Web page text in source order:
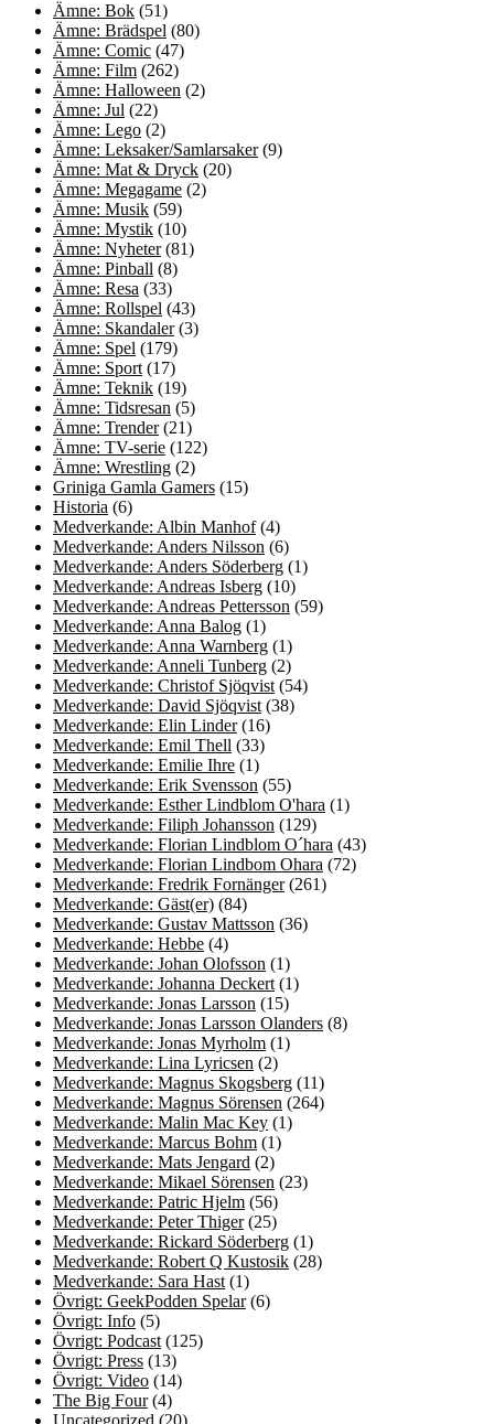
Ämne: Bok (51)
Ämne: Brädspel (80)
Ämne: Comic (47)
Ämne: Film (262)
Ämne: Halloween (2)
Ämne: Jul (22)
Ämne: Lego (2)
Ämne: Leksaker/Samlarsaker(9)
Ämne: Mat & Dryck (20)
Ämne: Megagame (2)
Ämne: Musik (59)
Ämne: Mystik (10)
Ämne: Nyheter(81)
Ämne: Pinball (8)
Ämne: Resa (33)
Ämne: Rollspel (43)
Ämne: Skandaler(3)
Ämne: Spel (179)
Ämne: Sport (17)
Ämne: Teknik (19)
Ämne: Tidsresan (5)
Ämne: Trender(21)
Ämne: TV-serie (122)
Ämne: Wrestling (2)
Griniga Gamla Gamers (15)
Historia (6)
Medverkande: Albin Manhof(4)
Medverkande: Anders Nilsson (6)
Medverkande: Anders Söderberg (1)
Medverkande: Andreas Isberg (10)
Medverkande: Andreas Pettersson (59)
Medverkande: Anna Balog (1)
Medverkande: Anna Warnberg (1)
Medverkande: Anneli Tunberg (2)
Medverkande: Christof Sjöqvist (54)
Medverkande: David Sjöqvist (38)
Medverkande: Elin Linder(16)
Medverkande: Emil Thell (33)
Medverkande: Emilie Ihre (1)
Medverkande: Erik Svensson (55)
Medverkande: Esther Lindblom O'hara (1)
Medverkande: Filiph Johansson (129)
Medverkande: Florian Lindblom O´hara (43)
Medverkande: Florian Lindbom Ohara (72)
Medverkande: Fredrik Fornänger(261)
Medverkande: Gäst(er) (84)
Medverkande: Gustav Mattsson (36)
Medverkande: Hebbe (4)
Medverkande: Johan Olofsson (1)
Medverkande: Johanna Deckert (1)
Medverkande: Jonas Larsson (15)
Medverkande: Jonas Larsson Olanders (8)
Medverkande: Jonas Myrholm (1)
Medverkande: Lina Lyricsen (2)
Medverkande: Magnus Skogsberg (11)
Medverkande: Magnus Sörensen (264)
Medverkande: Malin Mac Key (1)
Medverkande: Marcus Bohm (1)
Medverkande: Mats Jengard (2)
Medverkande: Mikael Sörensen (23)
Medverkande: Patric Hjelm (56)
Medverkande: Peter Thiger(25)
Medverkande: Rickard Söderberg (1)
Medverkande: Robert Q Kustosik (28)
Medverkande: Sara Hast (1)
Övrigt: GeekPodden Spelar(6)
Övrigt: Info (5)
Övrigt: Podcast (125)
Övrigt: Press (13)
Övrigt: Video (14)
The Big Four(4)